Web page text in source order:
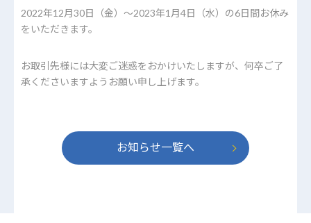
2022年12月30日（金）～2023年1月4日（水）の6日間お休み
をいただきます。
お取引先様には大変ご迷惑をおかけいたしますが、何卒ご了
承くださいますようお願い申し上げます。
お知らせ一覧へ